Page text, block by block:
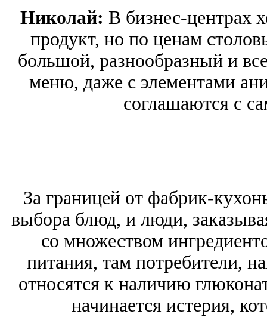
Николай: В бизнес-центрах
продукт, но по ценам
большой, разнообразный и
меню, даже с элементами
соглашаются с
За границей от фабрик-
выбора блюд, и люди,
со множеством
питания, там потребители,
относятся к наличию
начинается истерия,